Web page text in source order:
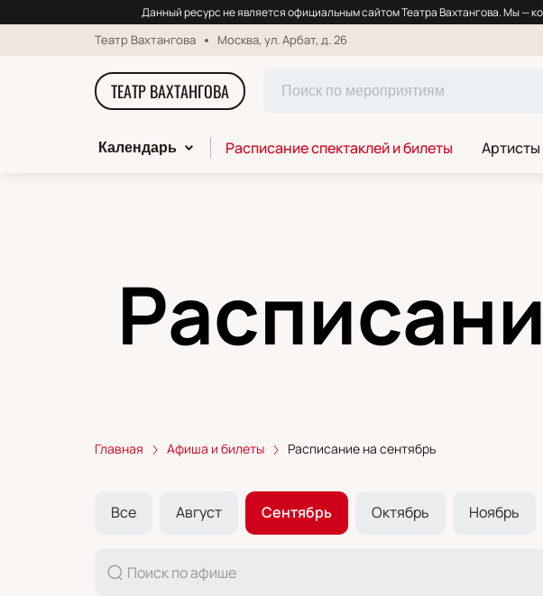
Данный ресурс не является официальным сайтом Театра Вахтангова. Мы —
Театр Вахтангова Москва, ул. Арбат, д. 26
ТЕАТР ВАХТАНГОВА
Календарь Расписание спектаклей и билеты Артисты
Главная Афиша и билеты Расписание на сентябрь
Все Август Сентябрь Октябрь Ноябрь